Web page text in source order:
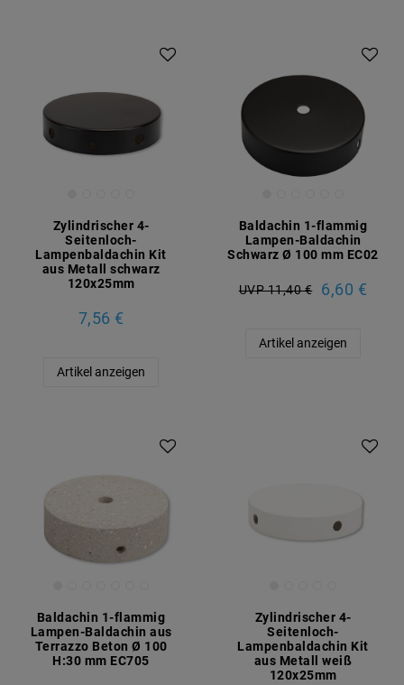
Zylindrischer 4-
Seitenloch-
Lampenbaldachin Kit
aus Metall schwarz
120x25mm
7,56 €
Artikel anzeigen
Baldachin 1-flammig
Lampen-Baldachin
Schwarz Ø 100 mm EC02
UVP 11,40 € 6,60 €
Artikel anzeigen
Baldachin 1-flammig
Lampen-Baldachin aus
Terrazzo Beton Ø 100
H:30 mm EC705
Zylindrischer 4-
Seitenloch-
Lampenbaldachin Kit
aus Metall weiß
120x25mm